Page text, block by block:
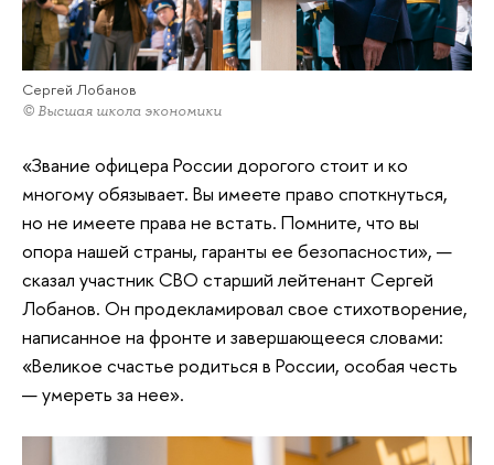
Сергей Лобанов
© Высшая школа экономики
«Звание офицера России дорогого стоит и ко
многому обязывает. Вы имеете право споткнуться,
но не имеете права не встать. Помните, что вы
опора нашей страны, гаранты ее безопасности», —
сказал участник СВО старший лейтенант Сергей
Лобанов. Он продекламировал свое стихотворение,
написанное на фронте и завершающееся словами:
«Великое счастье родиться в России, особая честь
— умереть за нее».